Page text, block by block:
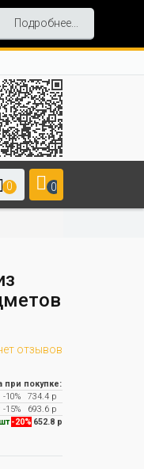
Подробнее...
0 0
отзывов
при покупке:
-10%
734.4 р
-15%
693.6 р
-20% 652.8 р